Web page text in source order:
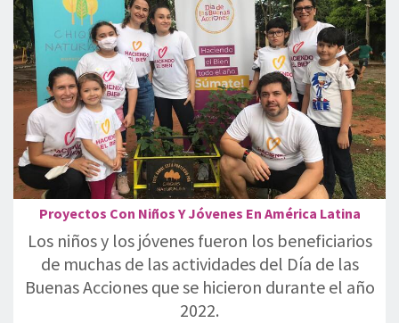
Proyectos Con Niños Y Jóvenes En América Latina
Los niños y los jóvenes fueron los beneficiarios
de muchas de las actividades del Día de las
Buenas Acciones que se hicieron durante el año
2022.